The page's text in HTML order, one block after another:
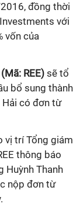
đồng thời
với
vốn của
REE) sẽ tổ
bổ sung thành
Hải có đơn từ
vị trí Tổng giám
thông báo
Huỳnh Thanh
nộp đơn từ